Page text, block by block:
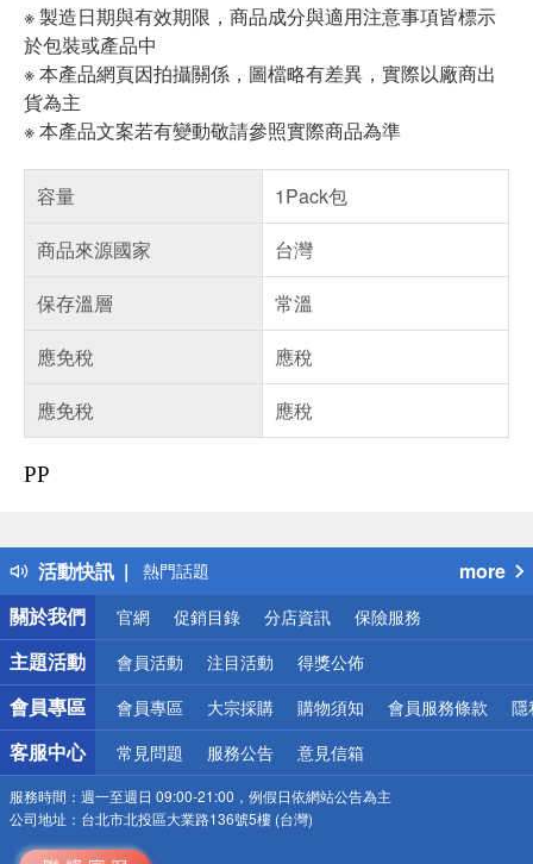
※ 製造日期與有效期限，商品成分與適用注意事項皆標示
於包裝或產品中
※ 本產品網頁因拍攝關係，圖檔略有差異，實際以廠商出
貨為主
※ 本產品文案若有變動敬請參照實際商品為準
容量
1Pack包
商品來源國家
台灣
保存溫層
常溫
應免稅
應稅
應免稅
應稅
PP
活動快訊
得獎公告
熱門話題
銀行優惠
偏遠地區配送
詐騙網頁！請小心！
more
關於我們
官網 促銷目錄 分店資訊 保險服務
主題活動 會員活動 注目活動 得獎公佈
會員專區 會員專區 大宗採購 購物須知 會員服務條款 隱
客服中心 常見問題 服務公告 意見信箱
服務時間： 週一至週日 09:00-21:00，例假日依網站公告為主
公司地址： 台北市北投區大業路136號5樓 (台灣)